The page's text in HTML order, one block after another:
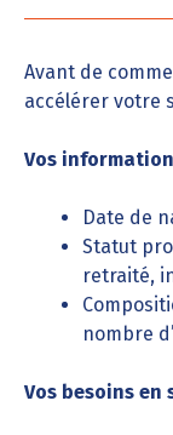
Avant de
accélérer votre
Vos
Date de
Statut
retraité,
nombre
Vos besoins en